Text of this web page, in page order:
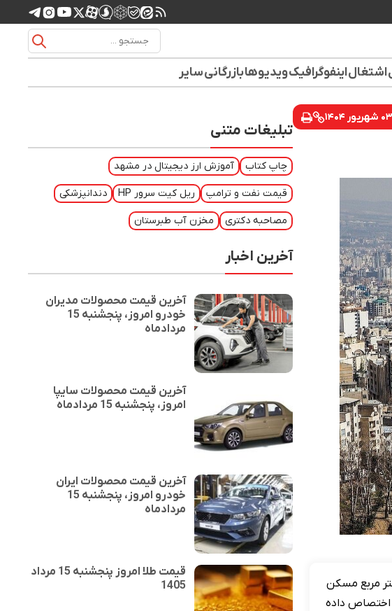
اشتغالاینفوگرافیکویدیوهابازرگانیسایر
مربع مسکن
اختصاص داده
تبلیغات متنی
چاپ کتاب آموزش ارز دیجیتال در مشهد
قیمت نفت و ترامپ ریل کیت سرور HP دندانپزشکی
مصاحبه دکتری مخزن آب طبرستان
آخرین اخبار
آخرین قیمت محصولات مدیران
خودرو امروز، پنجشنبه 15
مردادماه
آخرین قیمت محصولات سایپا
امروز، پنجشنبه 15 مردادماه
آخرین قیمت محصولات ایران
خودرو امروز، پنجشنبه 15
مردادماه
قیمت طلا امروز پنجشنبه 15 مرداد
1405